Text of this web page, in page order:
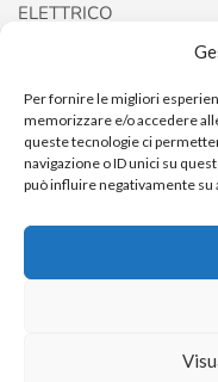
Per fornire le migliori
memorizzare e/o accedere
queste tecnologie ci
navigazione o ID unici su
può influire negativamente
ELETTRICO
FORCELLE E